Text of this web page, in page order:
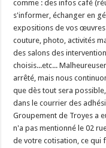
comme : des infos café
s'informer, échanger en
expositions de vos
couture, photo, activités
des salons des
choisis...etc...
arrêté, mais nous
que dès tout sera
dans le courrier des
Groupement de Troyes a
n'a pas mentionné le 02
de votre cotisation, ce qui